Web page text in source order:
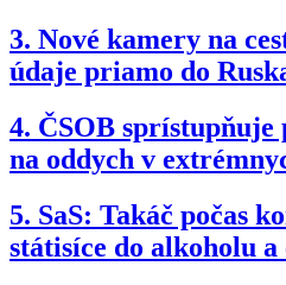
3. Nové kamery na
údaje priamo do
4. ČSOB
na oddych v
5. SaS: Takáč počas
státisíce do alkoholu